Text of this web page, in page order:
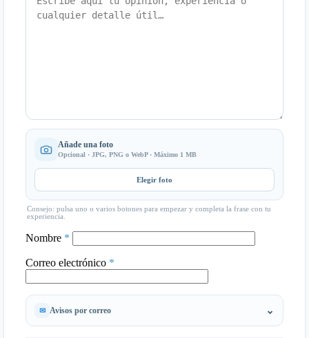
Añade una foto
Opcional · JPG, PNG o WebP · Máximo 1 MB
Elegir foto
Consejo: pulsa uno o varios botones para empezar y completa la frase con tu
experiencia.
Nombre *
Correo electrónico *
Avisos por correo